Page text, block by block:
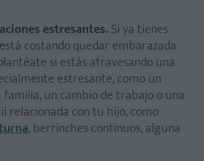
estresantes.Si ya tienes
costando quedar embarazada
si estás atravesando una
estresante, como un
familia, un cambio de trabajo o una
relacionada con tu hijo, como
, berrinches continuos, alguna